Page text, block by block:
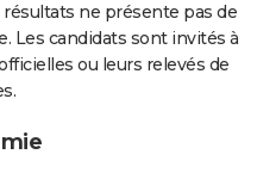
ne présente pas de
Les candidats sont invités à
ou leurs relevés de